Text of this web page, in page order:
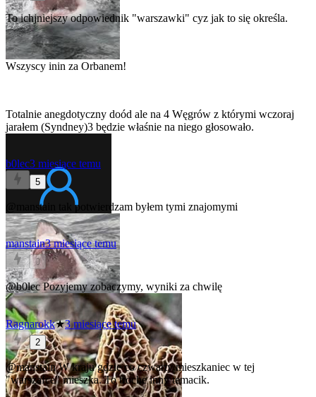
To ichjniejszy odpowiednik "warszawki" cyz jak to się określa.
Wszyscy inin za Orbanem!
Totalnie anegdotyczny doód ale na 4 Węgrów z którymi wczoraj
jarałem (Syndney)3 będzie właśnie na niego głosowało.
b0lec3 miesiące temu
5
@manstain tak potwierdzam byłem tymi znajomymi
manstain3 miesiące temu
0
@b0lecPozyjemy zobaczymy, wyniki za chwilę
Ragnarokk★3 miesiące temu
2
@manstainW kraju gdzie co czwarty mieszkaniec w tej
"warszafce" mieszka. To troche inny temacik.